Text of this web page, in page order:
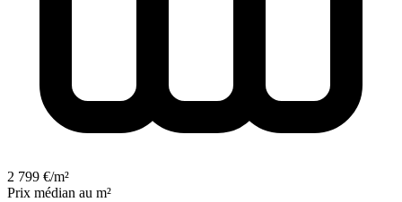
2 799 €/m²
Prix médian au m²